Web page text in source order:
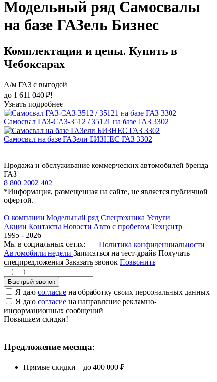
Модельный ряд Самосвалы
на базе ГАЗель Бизнес
Комплектации и цены. Купить в
Чебоксарах
А/м ГАЗ с выгодой
до 1 611 040 ₽!
Узнать подробнее
Самосвал ГАЗ-САЗ-3512 / 35121 на базе ГАЗ 3302
Самосвал на базе ГАЗели БИЗНЕС ГАЗ 3302
Продажа и обслуживание коммерческих автомобилей бренда
ГАЗ
8 800 2002 402
*Информация, размещенная на сайте, не является публичной
офертой.
О компании Модельный ряд Спецтехника Услуги
Акции Контакты Новости Авто с пробегом Техцентр
1995 - 2026
Мы в социальных сетях:
Политика конфиденциальности
Автомобили недели Записаться на тест-драйв Получать
спецпредложения Заказать звонок Позвонить
Быстрый звонок
Я даю согласие на обработку своих персональных данных
Я даю согласие на направление рекламно-
информационных сообщений
Повышаем скидки!
Предложение месяца:
Прямые скидки – до 400 000 ₽